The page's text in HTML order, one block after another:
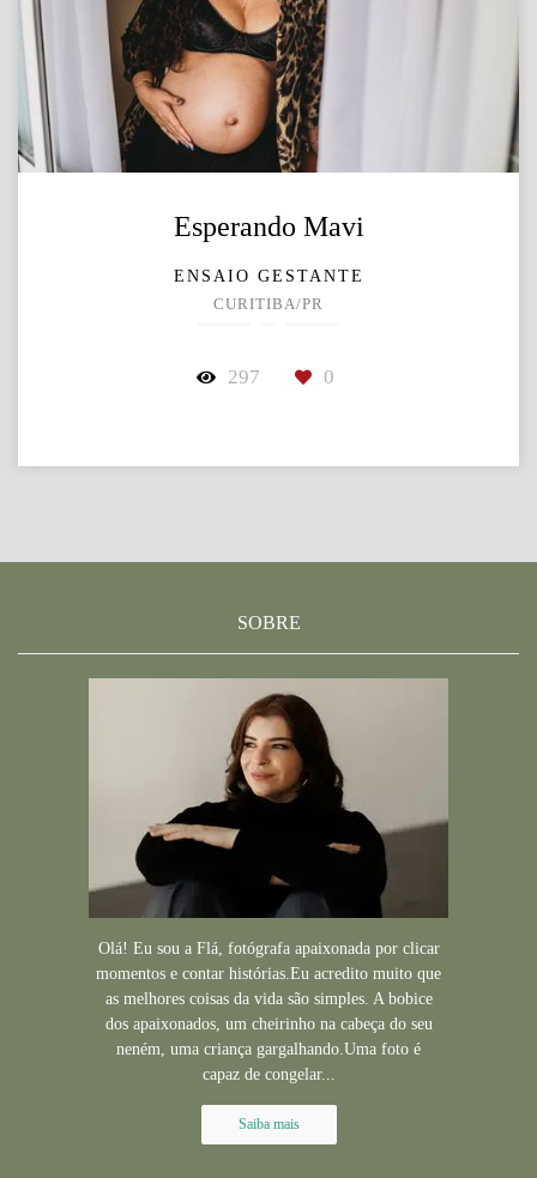
Esperando Mavi
ENSAIO GESTANTE
CURITIBA/PR
297 0
SOBRE
Olá! Eu sou a Flá, fotógrafa apaixonada por clicar
momentos e contar histórias.Eu acredito muito que
as melhores coisas da vida são simples. A bobice
dos apaixonados, um cheirinho na cabeça do seu
neném, uma criança gargalhando.Uma foto é
capaz de congelar...
Saiba mais